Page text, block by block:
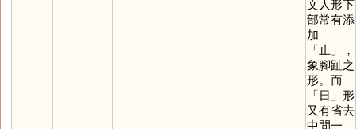
文人形下
部常有添
加
「 止 」，
象腳趾之
形。而
「日 」形
又有省去
中間一